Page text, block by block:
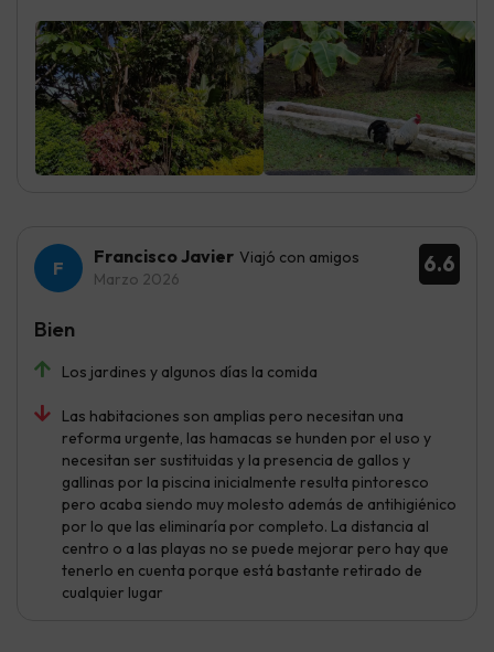
6.6
Francisco Javier Viajó con amigos
Marzo 2026
Los jardines y algunos días la comida
Las habitaciones son amplias pero necesitan una
reforma urgente, las hamacas se hunden por el uso y
necesitan ser sustituidas y la presencia de gallos y
gallinas por la piscina inicialmente resulta pintoresco
pero acaba siendo muy molesto además de antihigiénico
por lo que las eliminaría por completo. La distancia al
centro o a las playas no se puede mejorar pero hay que
tenerlo en cuenta porque está bastante retirado de
cualquier lugar
Bien